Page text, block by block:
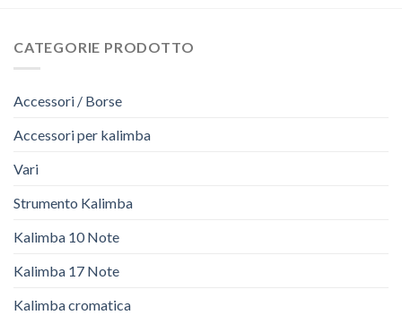
CATEGORIE PRODOTTO
Accessori / Borse
Accessori per kalimba
Vari
Strumento Kalimba
Kalimba 10 Note
Kalimba 17 Note
Kalimba cromatica